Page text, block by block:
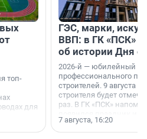
топ-
для
ГЭС, марки,
ВВП: в ГК «ПСК»
об истории Дня
2026-й — юбилейный
профессионального
строителей. 9 августа
строителя будет
раз. В ГК «ПСК»
поменялась роль
7 августа, 16:20